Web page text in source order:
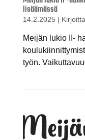
lisäämässä
14.2.2025 |
Meijän lukio II-
työn.